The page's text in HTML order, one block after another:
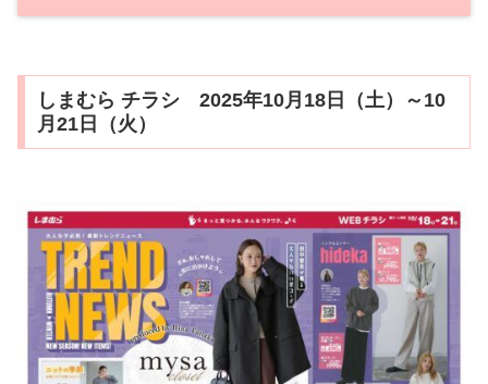
しまむら チラシ 2025年10月18日（土）～10
月21日（火）